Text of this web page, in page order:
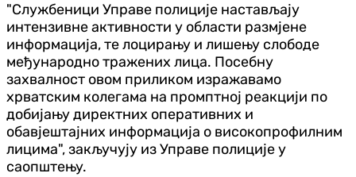
"Службеници Управе полиције настављају
интензивне активности у области размјене
информација, те лоцирању и лишењу слободе
међународно тражених лица. Посебну
захвалност овом приликом изражавамо
хрватским колегама на промптној реакцији по
добијању директних оперативних и
обавјештајних информација о високопрофилним
лицима", закључују из Управе полиције у
саопштењу.